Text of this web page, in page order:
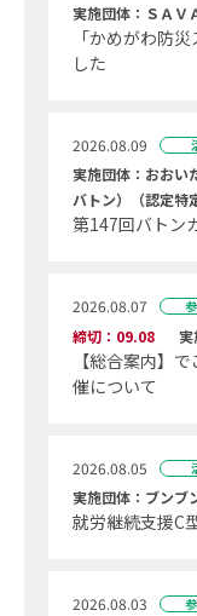
実施団体：ＳＡ
「かめがわ防
した
2026.08.09
実施団体：おおい
バトン）（認定特
第147回バトン
2026.08.07
締切：09.08 実
【総合案内】
催について
2026.08.05
実施団体：ブンブ
就労継続支援C
2026.08.03